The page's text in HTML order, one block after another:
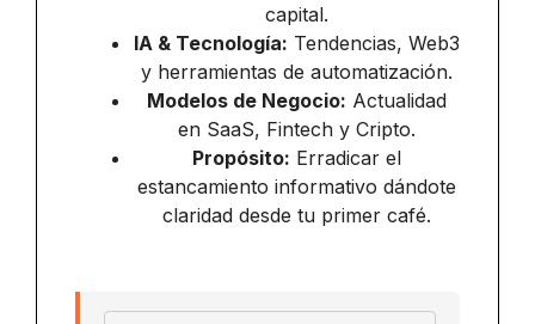
capital.
IA & Tecnología: Tendencias, Web3
y herramientas de automatización.
Modelos de Negocio: Actualidad
en SaaS, Fintech y Cripto.
Propósito: Erradicar el
estancamiento informativo dándote
claridad desde tu primer café.